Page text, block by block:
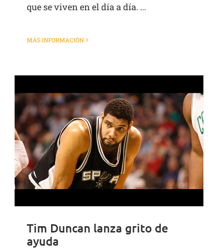
que se viven en el día a día. ...
MÁS INFORMACIÓN
Tim Duncan lanza grito de
ayuda